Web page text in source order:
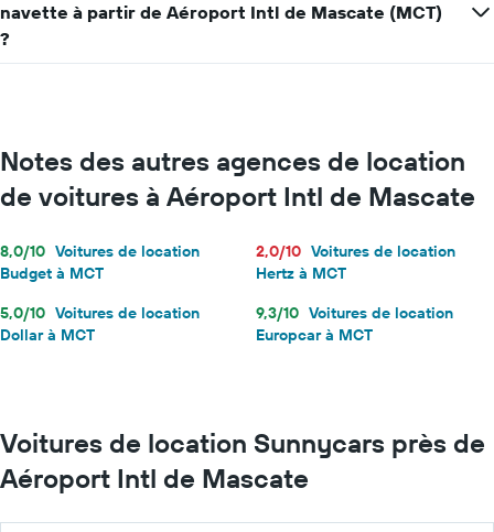
navette à partir de Aéroport Intl de Mascate (MCT)
?
Notes des autres agences de location
de voitures à Aéroport Intl de Mascate
8,0/10 Voitures de location
Budget à MCT
2,0/10 Voitures de location
Hertz à MCT
5,0/10 Voitures de location
Dollar à MCT
9,3/10 Voitures de location
Europcar à MCT
Voitures de location Sunnycars près de
Aéroport Intl de Mascate